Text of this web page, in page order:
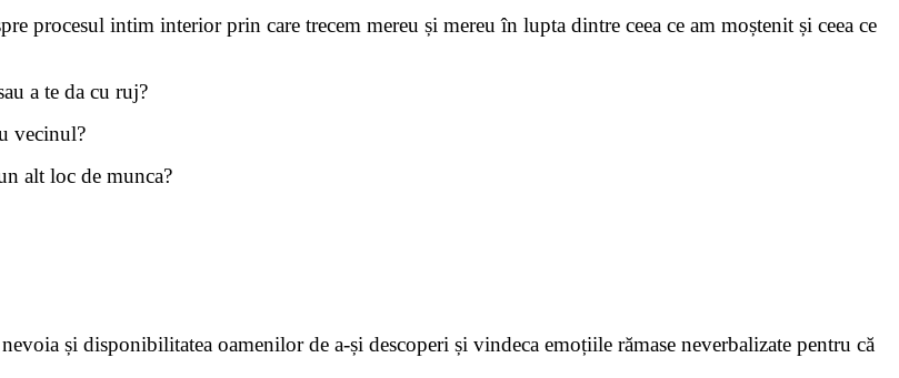
procesul intim interior prin care trecem mereu și mereu în lupta dintre ceea ce am moștenit și ceea ce
a te da cu ruj?
vecinul?
alt loc de munca?
și disponibilitatea oamenilor de a-și descoperi și vindeca emoțiile rămase neverbalizate pentru că